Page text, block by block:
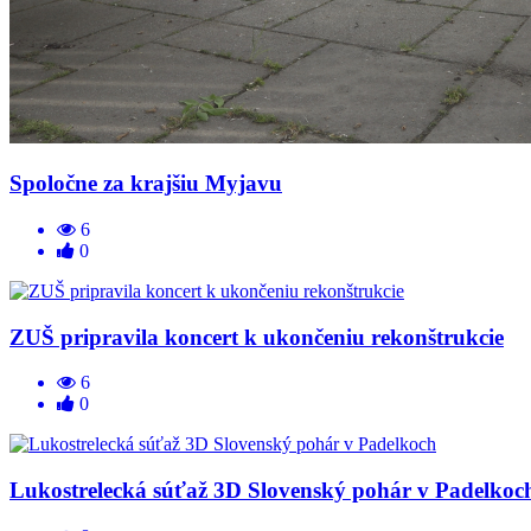
Spoločne za krajšiu Myjavu
6
0
ZUŠ pripravila koncert k ukončeniu rekonštrukcie
6
0
Lukostrelecká súťaž 3D Slovenský pohár v